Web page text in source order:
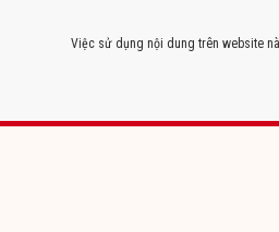
Việc sử dụng nội dung trên website